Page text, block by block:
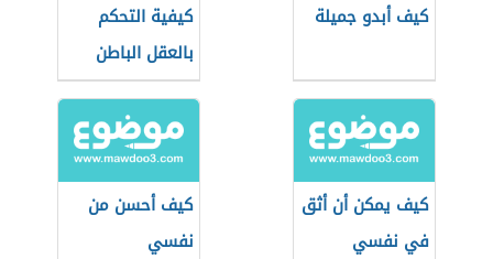
كيف أبدو جميلة
كيفية التحكم
بالعقل الباطن
كيف يمكن أن أثق
في نفسي
كيف أحسن من
نفسي